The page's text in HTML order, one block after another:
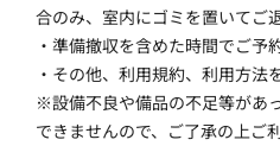
合のみ、室内にゴミを置いてご
・準備撤収を含めた時間でご予
・その他、利用規約、利用方法
※設備不良や備品の不足等があ
できませんので、ご了承の上ご